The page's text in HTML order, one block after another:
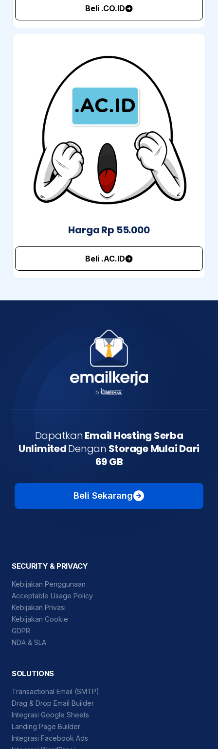
Beli .CO.ID
Harga Rp 55.000
Beli .AC.ID
DapatkanEmail Hosting Serba
UnlimitedDengan Storage Mulai Dari
69 GB
Beli Sekarang
SECURITY & PRIVACY
Kebijakan Penggunaan
Acceptable Usage Policy
Kebijakan Privasi
Kebijakan Cookie
GDPR
NDA & SLA
SOLUTIONS
Transactional Email (SMTP)
Drag & Drop Email Builder
Integrasi Google Sheets
Landing Page Builder
Integrasi Facebook Ads